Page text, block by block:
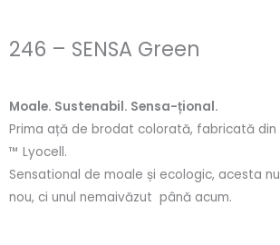
246 – SENSA Green
Moale. Sustenabil. Sensa-țional.
Prima ață de brodat colorată, fabricată din
™ Lyocell.
Sensational de moale și ecologic, acesta
nou, ci unul nemaivăzut până acum.